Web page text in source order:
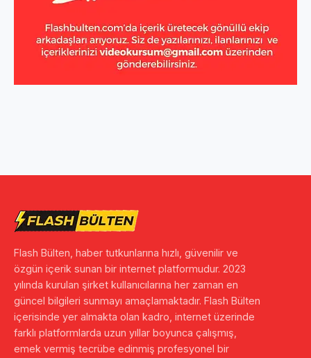
Flash Bülten, haber tutkunlarına hızlı, güvenilir ve
özgün içerik sunan bir internet platformudur. 2023
yılında kurulan şirket kullanıcılarına her zaman en
güncel bilgileri sunmayı amaçlamaktadır. Flash Bülten
içerisinde yer almakta olan kadro, internet üzerinde
farklı platformlarda uzun yıllar boyunca çalışmış,
emek vermiş tecrübe edinmiş profesyonel bir